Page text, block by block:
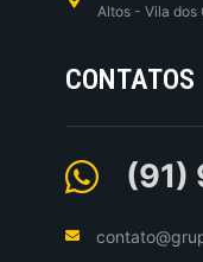
Altos - Vila dos
CONTATOS
(91)